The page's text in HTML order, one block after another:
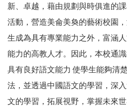
新、卓越，藉由規劃與時俱進的
活動，營造美侖美奐的藝術校園
生成為具有專業能力之外，富涵
能力的高教人才。因此，本校通
具有良好語文能力 使學生能夠清
法，並透過中國語文的學習，深
文的學習，拓展視野，掌握未來